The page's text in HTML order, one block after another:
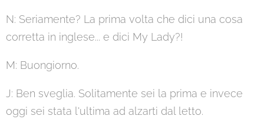
N: Seriamente? La prima volta che dici una cosa
corretta in inglese... e dici My Lady?!
M: Buongiorno.
J: Ben sveglia. Solitamente sei la prima e invece
oggi sei stata l'ultima ad alzarti dal letto.